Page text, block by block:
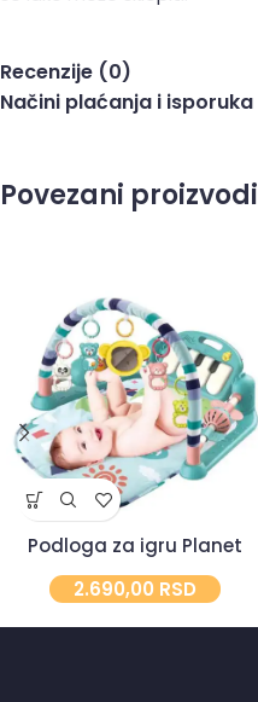
Recenzije (0)
Načini plaćanja i isporuka
Povezani proizvodi
Podloga za igru Planet
2.690,00 RSD